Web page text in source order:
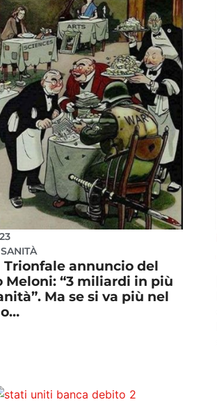
SANITÀ
Trionfale annuncio del
Meloni: “3 miliardi in più
Ma se si va più nel